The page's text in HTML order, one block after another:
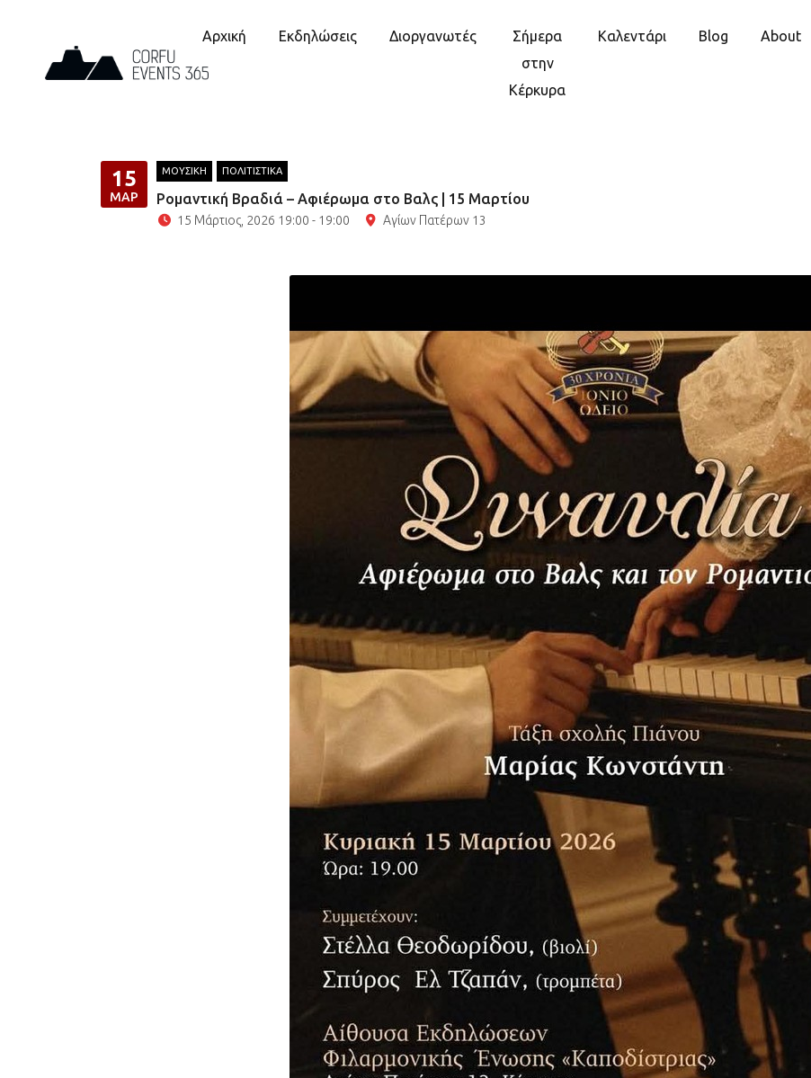
Αρχική Εκδηλώσεις Διοργανωτές
Σήμερα
στην
Κέρκυρα
Καλεντάρι Blog About
15
ΜΆΡ
ΜΟΥΣΙΚΗ ΠΟΛΙΤΙΣΤΙΚΑ
Ρομαντική Βραδιά – Αφιέρωμα στο Βαλς | 15 Μαρτίου
15 Μάρτιος, 2026 19:00 - 19:00 Αγίων Πατέρων 13